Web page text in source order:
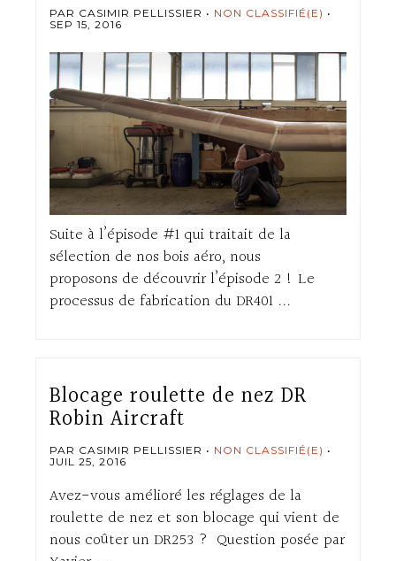
PAR CASIMIR PELLISSIER
NON CLASSIFIÉ(E)
SEP 15, 2016
Suite à l’épisode #1 qui traitait de la
sélection de nos bois aéro, nous
proposons de découvrir l’épisode 2 ! Le
processus de fabrication du DR401 ...
Blocage roulette de nez DR
Robin Aircraft
PAR CASIMIR PELLISSIER
NON CLASSIFIÉ(E)
JUIL 25, 2016
Avez-vous amélioré les réglages de la
roulette de nez et son blocage qui vient de
nous coûter un DR253 ? Question posée par